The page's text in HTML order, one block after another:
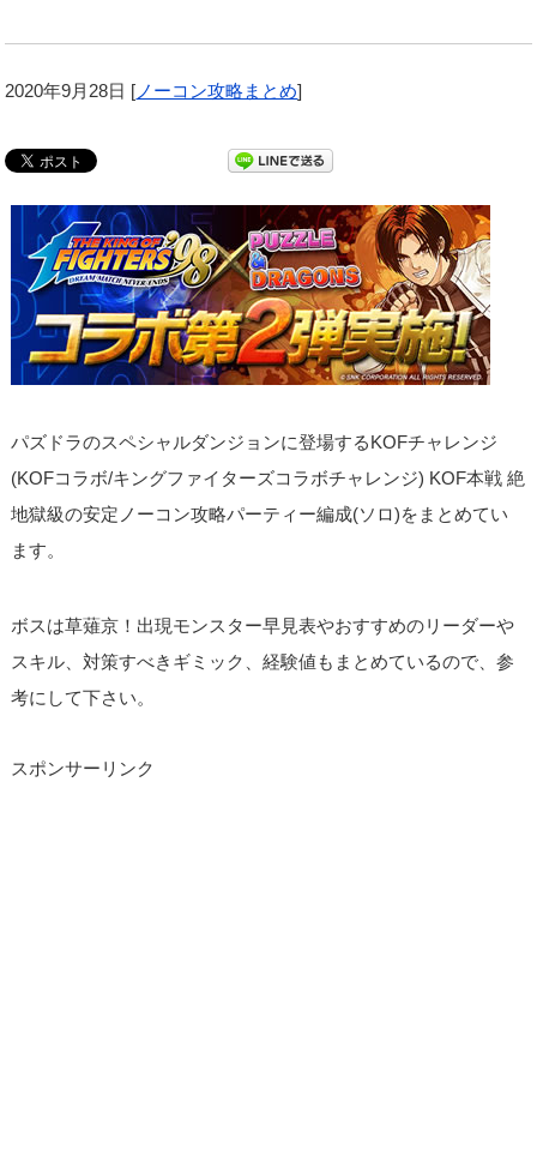
2020年9月28日 [ ノーコン攻略まとめ]
パズドラのスペシャルダンジョンに登場するKOFチャレンジ
(KOFコラボ/キングファイターズコラボチャレンジ) KOF本戦 絶
地獄級の安定ノーコン攻略パーティー編成(ソロ)をまとめてい
ます。
ボスは草薙京！出現モンスター早見表やおすすめのリーダーや
スキル、対策すべきギミック、経験値もまとめているので、参
考にして下さい。
スポンサーリンク